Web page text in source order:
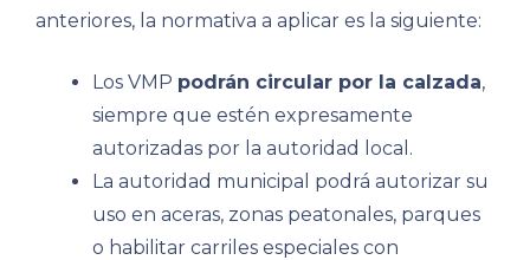
anteriores, la normativa a aplicar es la siguiente:
Los VMP podrán circular por la calzada,
siempre que estén expresamente
autorizadas por la autoridad local.
La autoridad municipal podrá autorizar su
uso en aceras, zonas peatonales, parques
o habilitar carriles especiales con